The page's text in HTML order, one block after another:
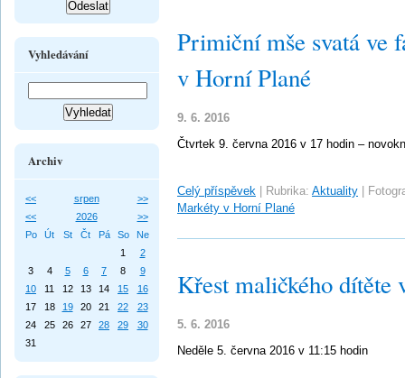
Primiční mše svatá ve
v Horní Plané
9. 6. 2016
Čtvrtek 9. června 2016 v 17 hodin –
Celý příspěvek Rubrika: Aktuality
Markéty v Horní Plané
Křest maličkého dítěte
5. 6. 2016
Neděle 5. června 2016 v 11:15 hodin
Vyhledávání
Archiv
<< srpen
>>
<<
2026
>>
Po
Út St Čt Pá So
Ne
1
2
3
4 5 6 7 8
9
10
11 12 13 14 15
16
17
18 19 20 21 22
23
24
25 26 27 28 29
30
31